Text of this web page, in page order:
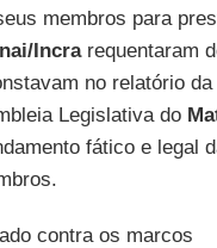
membros para
Incrarequentaram
no relatório da
Legislativa do
fático e legal
contra os marcos